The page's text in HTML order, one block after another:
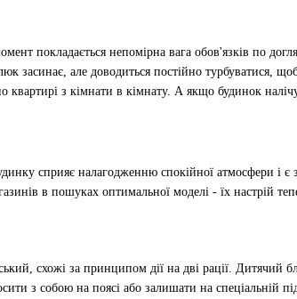
покладається непомірна вага обов'язків по
засинає, але доводиться постійно турбуватися,
з кімнати в кімнату. А якщо будинок
сприяє налагодженню спокійної атмосфери і
в пошуках оптимальної моделі - їх настрій
схожі за принципом дії на дві рації. Дитячий
з собою на поясі або залишати на спеціальній